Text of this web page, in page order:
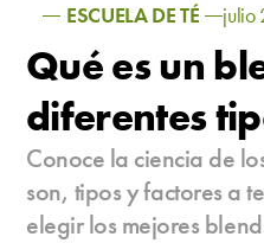
ESCUELA DE TÉ julio
Qué es un
diferentes
Conoce la ciencia de
son, tipos y factores a
elegir los mejores